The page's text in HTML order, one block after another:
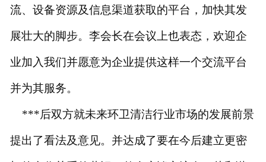
流、设备资源及信息渠道获取的平台，加快其发
展壮大的脚步。李会长在会议上也表态，欢迎企
业加入我们并愿意为企业提供这样一个交流平台
并为其服务。
***后双方就未来环卫清洁行业市场的发展前景
提出了看法及意见。并达成了要在今后建立更密